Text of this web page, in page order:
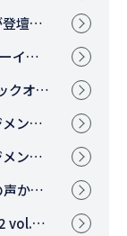
た。
ます。
に代表
した。
した。
ました。
ます。